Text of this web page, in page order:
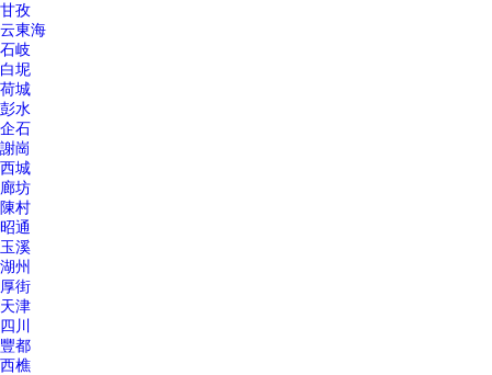
甘孜
云東海
石岐
白坭
荷城
彭水
企石
謝崗
西城
廊坊
陳村
昭通
玉溪
湖州
厚街
天津
四川
豐都
西樵